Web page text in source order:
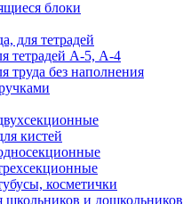
блоки
для тетрадей
тетрадей А-5, А-4
труда без наполнения
кистей
косметички
школьников и дошкольников